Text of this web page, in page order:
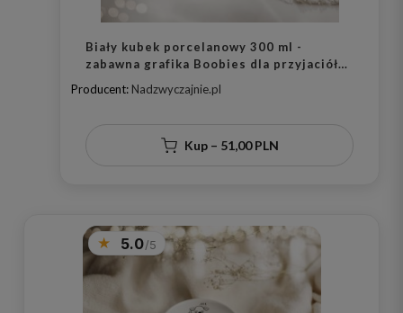
Biały kubek porcelanowy 300 ml -
zabawna grafika Boobies dla przyjaciółki
na urodziny
Producent: Nadzwyczajnie.pl
Kup – 51,00 PLN
5.0